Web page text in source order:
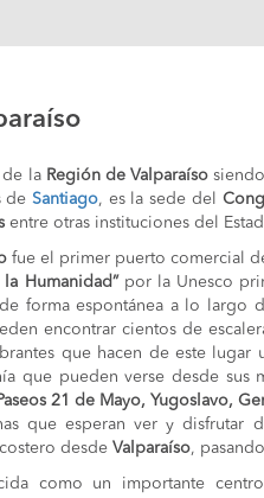
de la Región de Valparaísosiendo
deSantiago, es la sede del
entre otras instituciones del
fue el primer puerto comercial
Humanidad”por la Unesco
forma espontánea a lo largo
encontrar cientos de
que hacen de este
que pueden verse desde sus
Paseos 21 de Mayo, Yugoslavo,
que esperan ver y disfrutar
desde Valparaíso,
como un importante